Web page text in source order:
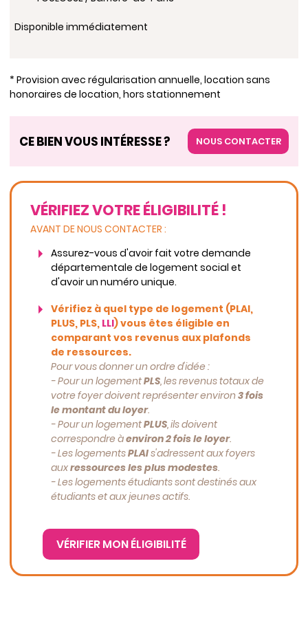
Disponible immédiatement
* Provision avec régularisation annuelle, location sans
honoraires de location, hors stationnement
CE BIEN VOUS INTÉRESSE ? NOUS CONTACTER
VÉRIFIEZ VOTRE ÉLIGIBILITÉ !
AVANT DE NOUS CONTACTER :
Assurez-vous d'avoir fait votre demande
départementale de logement social et
d'avoir un numéro unique.
Vérifiez à quel type de logement (PLAI,
PLUS, PLS, LLI) vous êtes éligible en
comparant vos revenus aux plafonds
de ressources.
Pour vous donner un ordre d'idée :
- Pour un logementPLS, les revenus totaux de
votre foyer doivent représenter environ3 fois
le montant du loyer.
- Pour un logementPLUS, ils doivent
correspondre àenviron 2 fois le loyer.
-Les logementsPLAIs'adressent aux foyers
auxressources les plus modestes.
-Les logements étudiants sont destinés aux
étudiants et aux jeunes actifs.
VÉRIFIER MON ÉLIGIBILITÉ